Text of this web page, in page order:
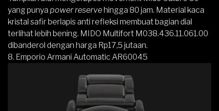
yang punya power reservehingga 80 jam. Material kaca
kristal safir berlapis anti refleksi membuat bagian dial
terlihat lebih bening. MIDO Multifort M038.436.11.061.00
dibanderol dengan harga Rp17,5 jutaan.
8. Emporio Armani Automatic AR60045